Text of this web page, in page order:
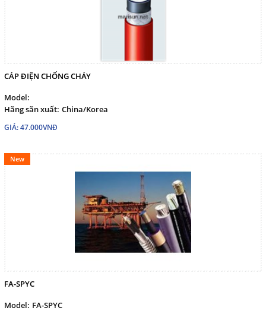
CÁP ĐIỆN CHỐNG CHÁY
Model:
Hãng sãn xuất: China/Korea
GIÁ: 47.000VNĐ
New
FA-SPYC
Model: FA-SPYC